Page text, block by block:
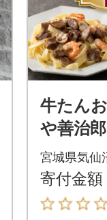
牛たん
や善治
[チソー
仙沼市
宮城県気仙
寄付金額